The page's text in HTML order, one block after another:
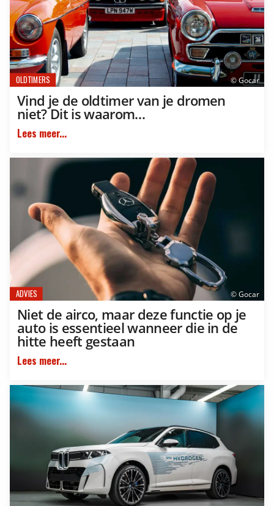
© Gocar
OLDTIMERS
Vind je de oldtimer van je dromen
niet? Dit is waarom…
Lees meer...
© Gocar
ADVIES
Niet de airco, maar deze functie op je
auto is essentieel wanneer die in de
hitte heeft gestaan
Lees meer...